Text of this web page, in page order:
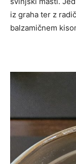
iz graha ter z
balzamičnem